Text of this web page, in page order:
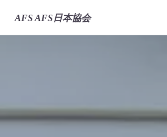
AFS AFS日本協会